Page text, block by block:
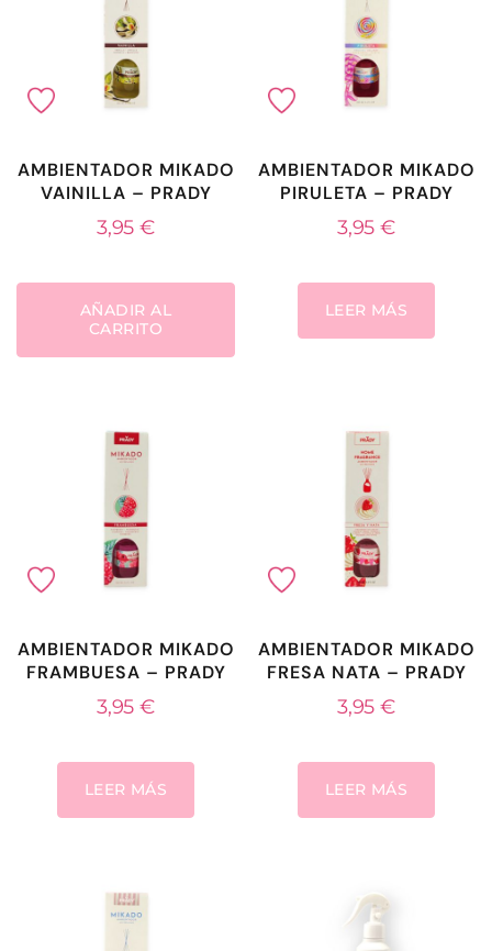
AMBIENTADOR MIKADO
VAINILLA – PRADY
3,95€
AÑADIR AL
CARRITO
AMBIENTADOR MIKADO
PIRULETA – PRADY
3,95€
LEER MÁS
AMBIENTADOR MIKADO
FRAMBUESA – PRADY
3,95€
LEER MÁS
AMBIENTADOR MIKADO
FRESA NATA – PRADY
3,95€
LEER MÁS